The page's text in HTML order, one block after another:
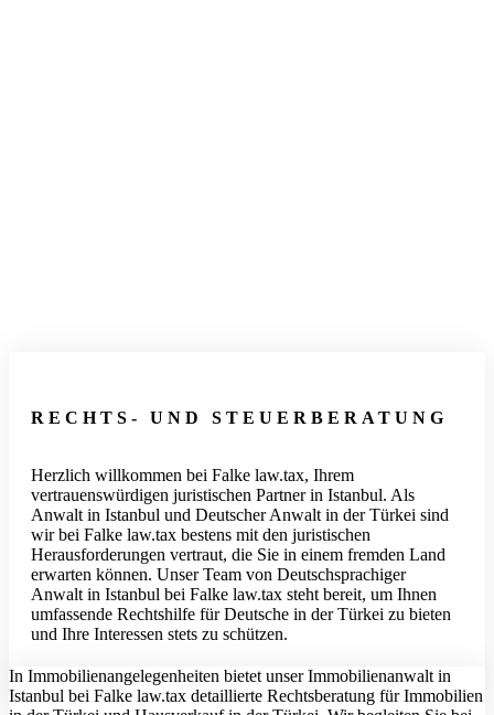
RECHTS- UND STEUERBERATUNG
Herzlich willkommen bei Falke law.tax, Ihrem
vertrauenswürdigen juristischen Partner in Istanbul. Als
Anwalt in Istanbul und Deutscher Anwalt in der Türkei sind
wir bei Falke law.tax bestens mit den juristischen
Herausforderungen vertraut, die Sie in einem fremden Land
erwarten können. Unser Team von Deutschsprachiger
Anwalt in Istanbul bei Falke law.tax steht bereit, um Ihnen
umfassende Rechtshilfe für Deutsche in der Türkei zu bieten
und Ihre Interessen stets zu schützen.
In Immobilienangelegenheiten bietet unser Immobilienanwalt in
Istanbul bei Falke law.tax detaillierte Rechtsberatung für Immobilien